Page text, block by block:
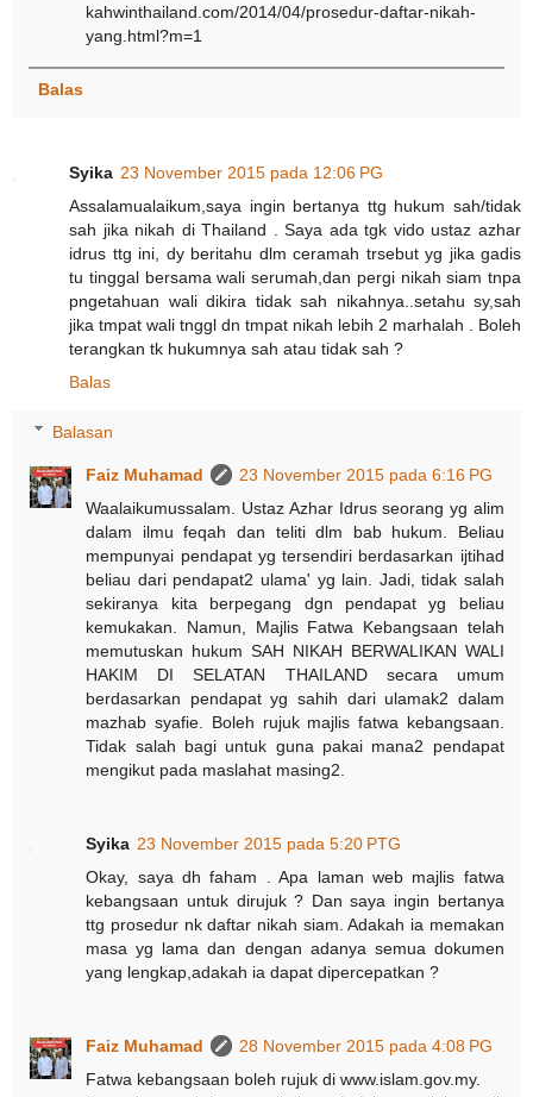
kahwinthailand.com/2014/04/prosedur-daftar-nikah-
yang.html?m=1
Balas
Syika 23 November 2015 pada 12:06 PG
Assalamualaikum,saya ingin bertanya ttg hukum sah/tidak
sah jika nikah di Thailand . Saya ada tgk vido ustaz azhar
idrus ttg ini, dy beritahu dlm ceramah trsebut yg jika gadis
tu tinggal bersama wali serumah,dan pergi nikah siam tnpa
pngetahuan wali dikira tidak sah nikahnya..setahu sy,sah
jika tmpat wali tnggl dn tmpat nikah lebih 2 marhalah . Boleh
terangkan tk hukumnya sah atau tidak sah ?
Balas
Balasan
Faiz Muhamad
23 November 2015 pada 6:16 PG
Waalaikumussalam. Ustaz Azhar Idrus seorang yg alim
dalam ilmu feqah dan teliti dlm bab hukum. Beliau
mempunyai pendapat yg tersendiri berdasarkan ijtihad
beliau dari pendapat2 ulama' yg lain. Jadi, tidak salah
sekiranya kita berpegang dgn pendapat yg beliau
kemukakan. Namun, Majlis Fatwa Kebangsaan telah
memutuskan hukum SAH NIKAH BERWALIKAN WALI
HAKIM DI SELATAN THAILAND secara umum
berdasarkan pendapat yg sahih dari ulamak2 dalam
mazhab syafie. Boleh rujuk majlis fatwa kebangsaan.
Tidak salah bagi untuk guna pakai mana2 pendapat
mengikut pada maslahat masing2.
Syika 23 November 2015 pada 5:20 PTG
Okay, saya dh faham . Apa laman web majlis fatwa
kebangsaan untuk dirujuk ? Dan saya ingin bertanya
ttg prosedur nk daftar nikah siam. Adakah ia memakan
masa yg lama dan dengan adanya semua dokumen
yang lengkap,adakah ia dapat dipercepatkan ?
Faiz Muhamad
28 November 2015 pada 4:08 PG
Fatwa kebangsaan boleh rujuk di www.islam.gov.my.